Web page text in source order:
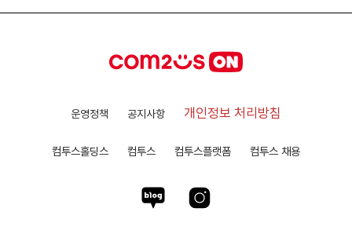
운영정책 공지사항 개인정보 처리방침
컴투스홀딩스 컴투스 컴투스플랫폼 컴투스 채용